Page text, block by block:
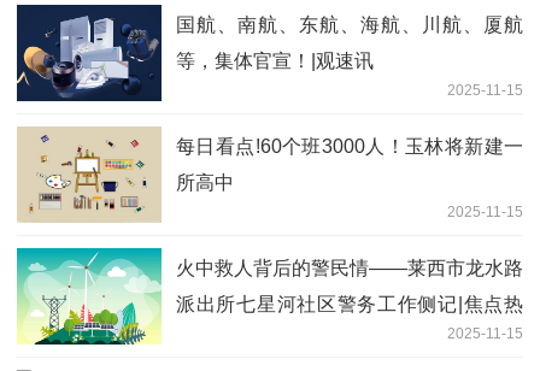
国航、南航、东航、海航、川航、厦航
等，集体官宣！|观速讯
2025-11-15
每日看点!60个班3000人！玉林将新建一
所高中
2025-11-15
火中救人背后的警民情——莱西市龙水路
派出所七星河社区警务工作侧记|焦点热
2025-11-15